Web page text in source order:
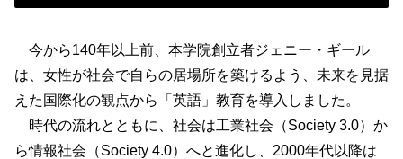
今から140年以上前、本学院創立者ジェニー・ギール
は、女性が社会で自らの居場所を築けるよう、未来を見据
えた国際化の観点から「英語」教育を導入しました。
時代の流れとともに、社会は工業社会（Society 3.0）か
ら情報社会（Society 4.0）へと進化し、2000年代以降は